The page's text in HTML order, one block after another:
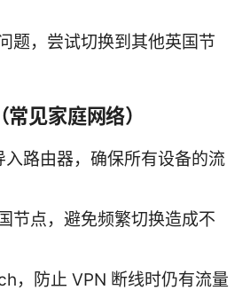
题，尝试切换到其他英国节
见家庭网络）
入路由器，确保所有设备的流
节点，避免频繁切换造成不
，防止 VPN 断线时仍有流量